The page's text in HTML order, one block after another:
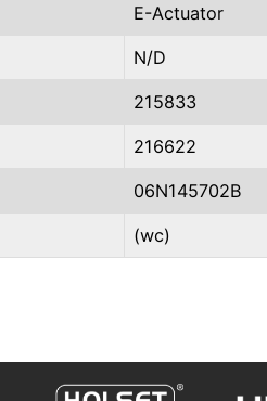
E-Actuator
N/D
215833
216622
06N145702B
(wc)